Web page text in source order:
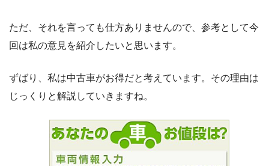
ただ、それを言っても仕方ありませんので、参考として今
回は私の意見を紹介したいと思います。
ずばり、私は中古車がお得だと考えています。その理由は
じっくりと解説していきますね。